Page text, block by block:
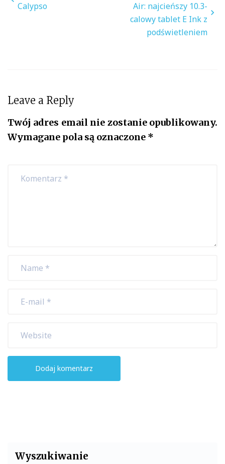
wpisu
Calypso
Air: najcieńszy 10.3-
calowy tablet E Ink z
podświetleniem
Leave a Reply
Twój adres email nie zostanie opublikowany.
Wymagane pola są oznaczone *
Wyszukiwanie